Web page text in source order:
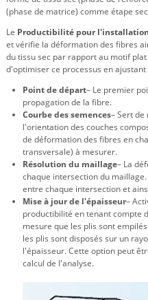
(phase de matrice) comme étape
Le Productibilité pour
et vérifie la déformation des fibres
du tissu sec par rapport au motif
d'optimiser ce processus en
Point de départ– Le premier
propagation de la fibre.
Courbe des semences– Sert
l'orientation des couches
de déformation des fibres en
transversale) à mesurer.
Résolution du maillage– La
chaque intersection du
entre chaque intersection et
Mise à jour de l'épaisseur–
productibilité en tenant compte
mesure que les plis sont
les plis sont disposés sur un
l'épaisseur. Cette option peut
calcul de l'analyse.